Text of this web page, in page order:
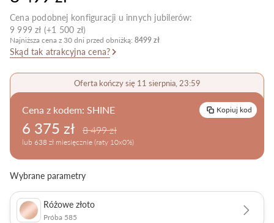
Pielęgnacja biżuterii
Cena podobnej konfiguracji u innych jubilerów:
9 999 zł (+1 500 zł)
Najniższa cena z 30 dni przed obniżką: 8499 zł
Skąd tak atrakcyjna cena?
Oferta kończy się 11 sierpnia, 23:59
Cena z kodem: SHINE Kopiuj kod
6 375 zł 8 499 zł
lub 638 zł miesięcznie (raty 10x0%)
Wybrane parametry
Różowe złoto
Próba 585